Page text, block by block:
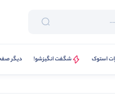
استوک شگفت انگیزشو! دیگر